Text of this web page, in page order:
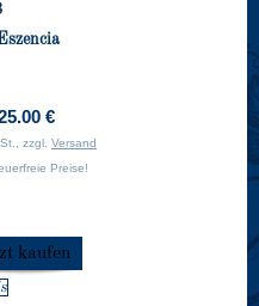
€
zzgl. Versand
Preise!